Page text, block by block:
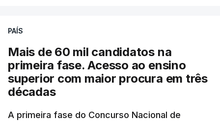
PAÍS
Mais de 60 mil candidatos na
primeira fase. Acesso ao ensino
superior com maior procura em três
décadas
A primeira fase do Concurso Nacional de